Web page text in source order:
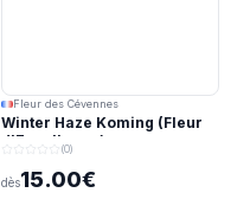
Fleur des Cévennes
Winter Haze Koming (Fleur
d'Excellence)
(0)
dès15.00€